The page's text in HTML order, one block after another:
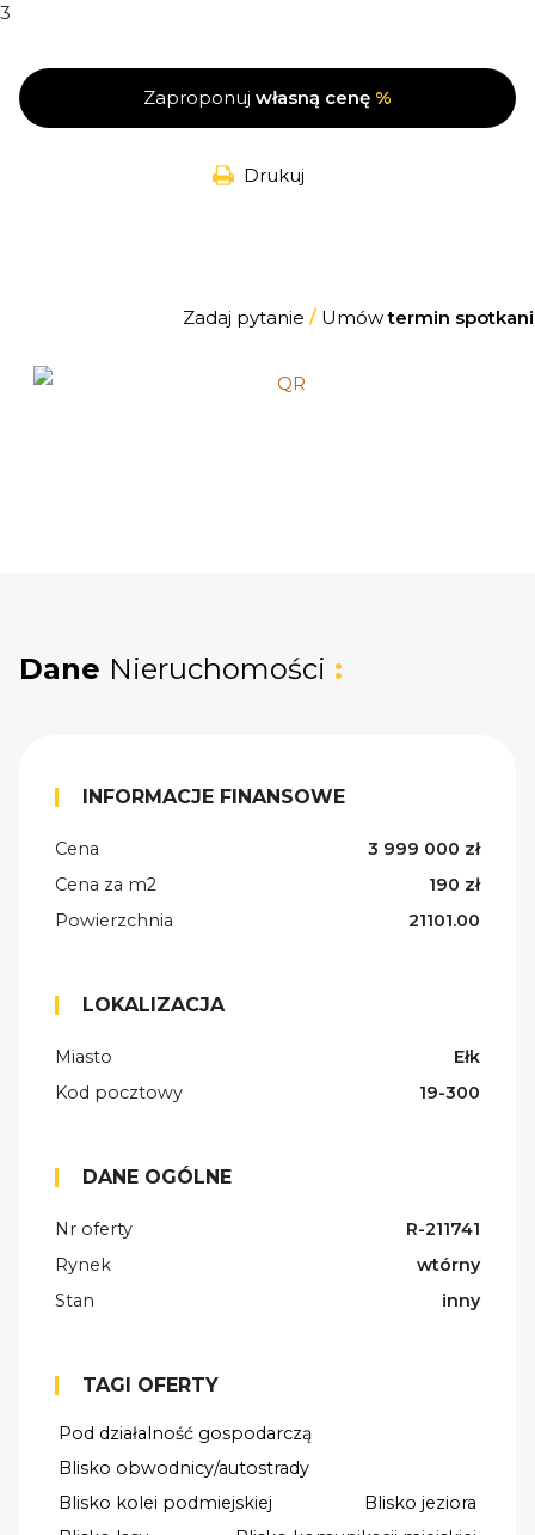
3
Zaproponuj własną cenę %
Drukuj
Zadaj pytanie /Umówtermin
Dane Nieruchomości :
INFORMACJE FINANSOWE
Cena
3 999 000 zł
Cena za m2
190 zł
Powierzchnia
21101.00
LOKALIZACJA
Miasto
Ełk
Kod pocztowy
19-300
DANE OGÓLNE
Nr oferty
R-211741
Rynek
wtórny
Stan
inny
TAGI OFERTY
Pod działalność gospodarczą
Blisko obwodnicy/autostrady
Blisko kolei podmiejskiej
Blisko jeziora